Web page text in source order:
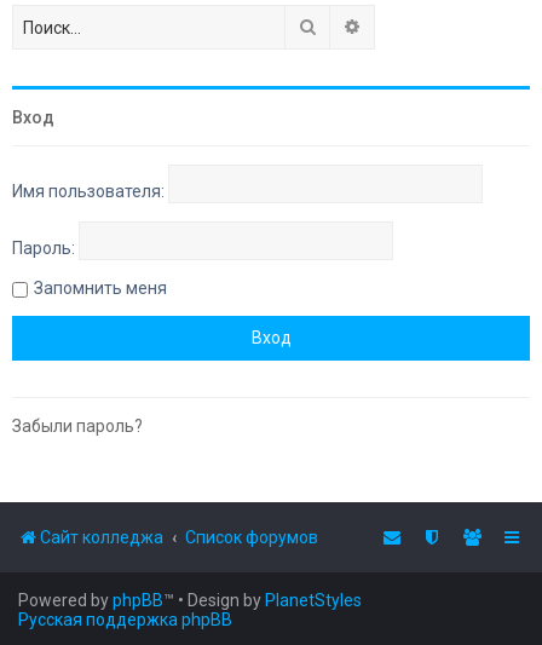
Поиск
Вход
Имя пользователя:
Пароль:
Запомнить меня
Забыли пароль?
Сайт колледжа Список форумов
Powered byphpBB™ • Design by PlanetStyles
Русская поддержка phpBB